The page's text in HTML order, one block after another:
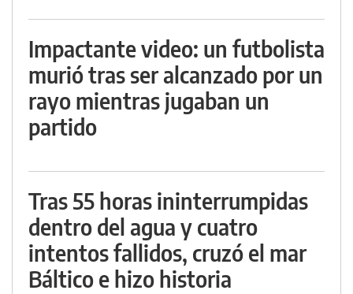
Impactante video: un futbolista
murió tras ser alcanzado por un
rayo mientras jugaban un
partido
Tras 55 horas ininterrumpidas
dentro del agua y cuatro
intentos fallidos, cruzó el mar
Báltico e hizo historia